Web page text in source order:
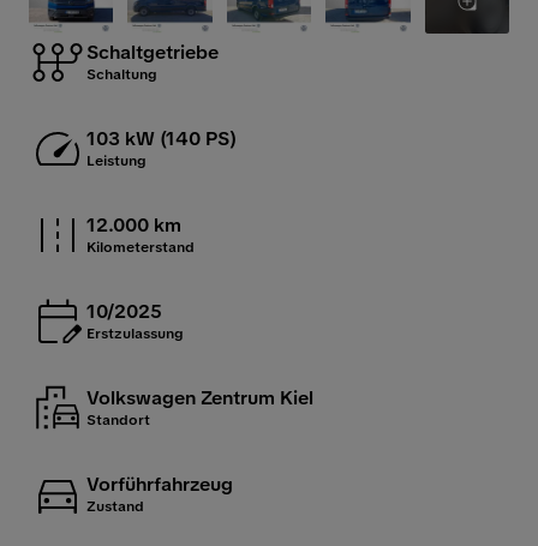
Schaltgetriebe
Schaltung
103 kW (140 PS)
Leistung
12.000 km
Kilometerstand
10/2025
Erstzulassung
Volkswagen Zentrum Kiel
Standort
Vorführfahrzeug
Zustand